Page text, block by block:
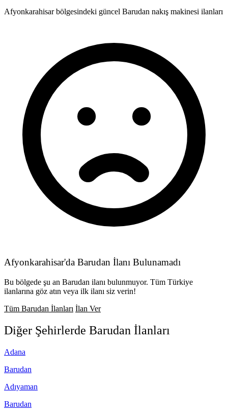
Afyonkarahisar bölgesindeki güncel Barudan nakış makinesi ilanları
Afyonkarahisar'da Barudan İlanı Bulunamadı
Bu bölgede şu an Barudan ilanı bulunmuyor. Tüm Türkiye
ilanlarına göz atın veya ilk ilanı siz verin!
Tüm Barudan İlanları İlan Ver
Diğer Şehirlerde Barudan İlanları
Adana
Barudan
Adıyaman
Barudan